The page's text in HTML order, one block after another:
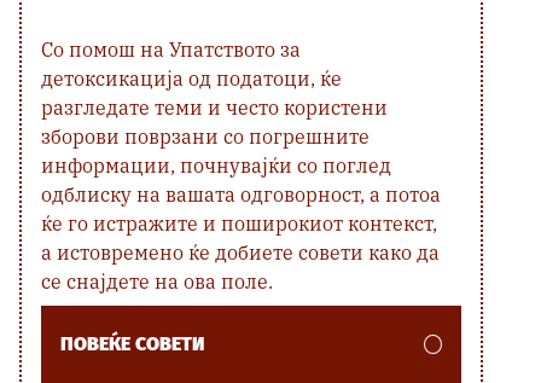
Со помош на Упатството за
детоксикација од податоци, ќе
разгледате теми и често користени
зборови поврзани со погрешните
информации, почнувајќи со поглед
одблиску на вашата одговорност, а потоа
ќе го истражите и поширокиот контекст,
а истовремено ќе добиете совети како да
се снајдете на ова поле.
ПОВЕЌЕ СОВЕТИ